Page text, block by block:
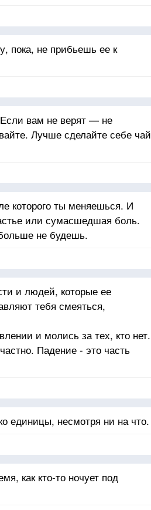
пока, не прибьешь ее к
вам не верят — не
Лучше сделайте себе чай
которого ты меняешься. И
или сумасшедшая боль.
не будешь.
и людей, которые ее
тебя смеяться,
и молись за тех, кто нет.
Падение - это часть
единицы, несмотря ни на что.
как кто-то ночует под